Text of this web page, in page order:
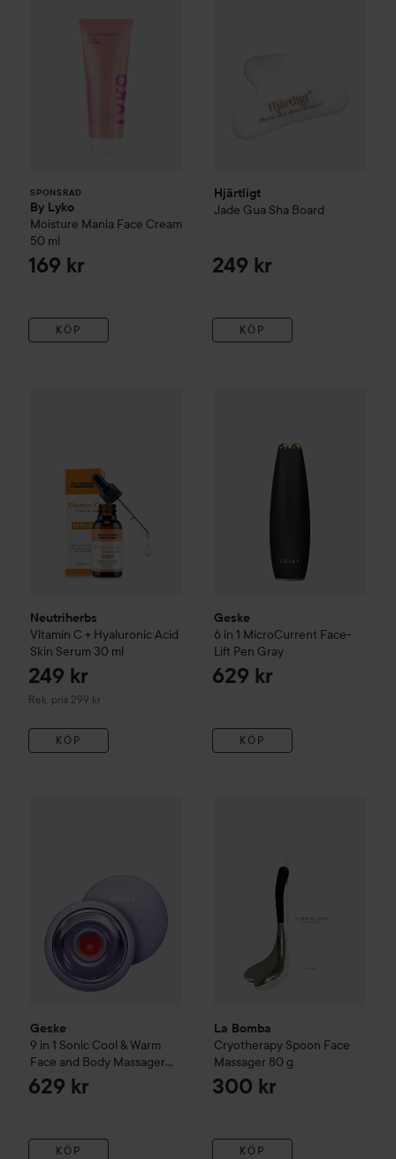
SPONSRAD
By Lyko
Moisture Mania Face Cream
50 ml
169 kr
KÖP
Hjärtligt
Jade Gua Sha Board
249 kr
KÖP
Neutriherbs
Vitamin C + Hyaluronic Acid
Skin Serum 30 ml
249 kr
Rek. pris 299 kr
Rekommenderat pris 299 kr
KÖP
Geske
6 in 1 MicroCurrent Face-
Lift Pen Gray
629 kr
KÖP
Geske
9 in 1 Sonic Cool & Warm
Face and Body Massager
Purple
629 kr
KÖP
La Bomba
Cryotherapy Spoon Face
Massager 80 g
300 kr
KÖP